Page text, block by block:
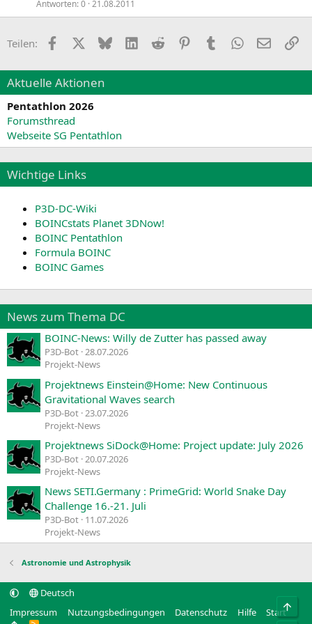
Antworten 0 21.08.2011
Teilen: Facebook BlueskyLinkedIn
Reddit PinterestTumblr WhatsApp
E-Mail
Aktuelle Aktionen
Pentathlon 2026
Forumsthread
Webseite SG Pentathlon
Wichtige Links
P3D-DC-Wiki
BOINCstats Planet 3DNow!
BOINC Pentathlon
Formula BOINC
BOINC Games
News zum Thema DC
BOINC-News: Willy de Zutter has passed away
P3D-Bot 28.07.2026
Projekt-News
Projektnews Einstein@Home: New Continuous
Gravitational Waves search
P3D-Bot 23.07.2026
Projekt-News
Projektnews SiDock@Home: Project update: July 2026
P3D-Bot 20.07.2026
Projekt-News
News SETI.Germany : PrimeGrid: World Snake Day
Challenge 16.-21. Juli
P3D-Bot 11.07.2026
Projekt-News
Astronomie und Astrophysik
Deutsch
Impressum
Nutzungsbedingungen Datenschutz Hilfe Start